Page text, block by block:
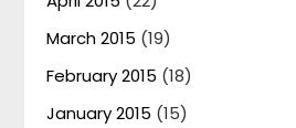
March 2015 (19)
February 2015 (18)
January 2015 (15)